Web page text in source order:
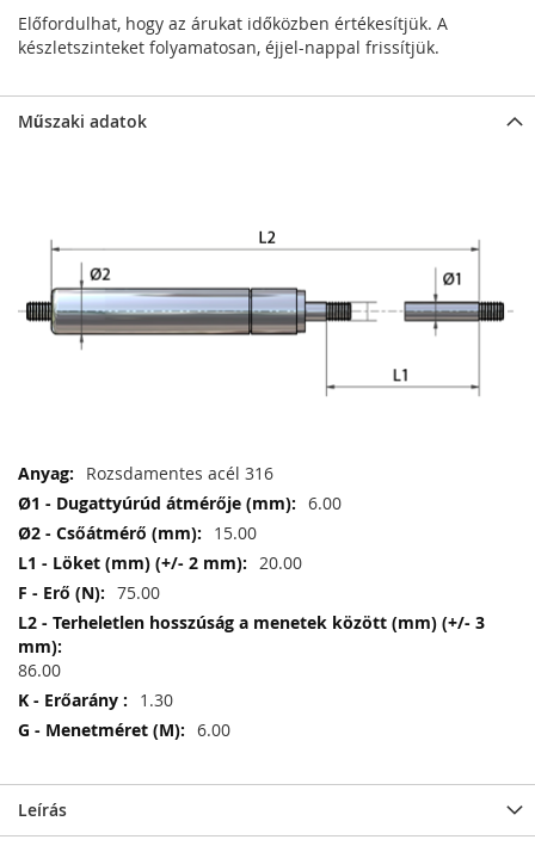
Előfordulhat, hogy az árukat időközben értékesítjük. A
készletszinteket folyamatosan, éjjel-nappal frissítjük.
Műszaki adatok
További
információ
Rozsdamentes acél 316
6.00
15.00
20.00
75.00
86.00
1.30
6.00
Leírás